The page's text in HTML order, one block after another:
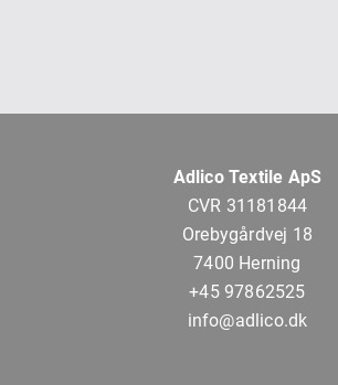
Adlico Textile ApS
CVR 31181844
Orebygårdvej 18
7400 Herning
+45 97862525
info@adlico.dk